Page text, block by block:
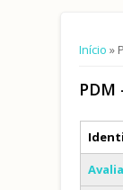
Está
Início »
PDM